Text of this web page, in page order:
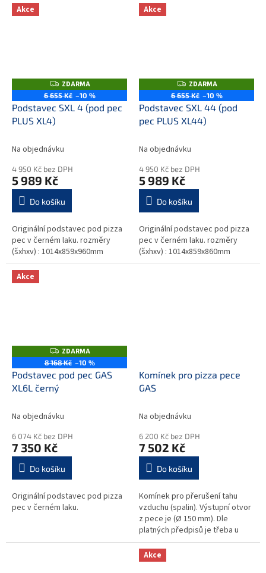
Akce
Z
D
A
R
ZDARMA
6 655 Kč –10 %
Podstavec SXL 4 (pod pec
PLUS XL4)
Na objednávku
4 950 Kč bez DPH
5 989 Kč
Do košíku
Originální podstavec pod pizza
pec v černém laku. rozměry
(šxhxv) : 1014x859x960mm
Akce
Z
D
A
R
M
A
ZDARMA
6 655 Kč –10 %
Podstavec SXL 44 (pod
pec PLUS XL44)
Na objednávku
4 950 Kč bez DPH
5 989 Kč
Do košíku
Originální podstavec pod pizza
pec v černém laku. rozměry
(šxhxv) : 1014x859x860mm
Akce
Z
D
A
R
ZDARMA
8 168 Kč –10 %
Podstavec pod pec GAS
XL6L černý
Na objednávku
6 074 Kč bez DPH
7 350 Kč
Do košíku
Originální podstavec pod pizza
pec v černém laku.
Komínek pro pizza pece
GAS
Na objednávku
6 200 Kč bez DPH
7 502 Kč
Do košíku
Komínek pro přerušení tahu
vzduchu (spalin). Výstupní otvor
z pece je (Ø 150 mm). Dle
platných předpisů je třeba u
plynové pizza pece dodržet
bezpečné vyústění a
vypouštění...
Akce